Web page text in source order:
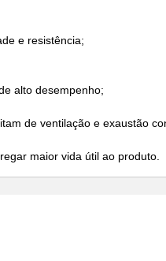
e resistência;
alto desempenho;
de ventilação e exaustão
maior vida útil ao produto.